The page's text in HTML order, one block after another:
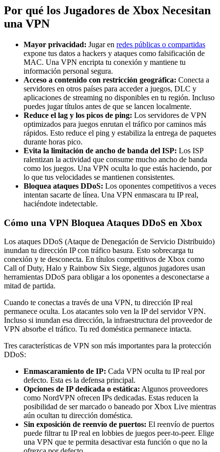
Por qué los Jugadores de Xbox Necesitan
una VPN
Mayor privacidad: Jugar en redes públicas o compartidas
expone tus datos a hackers y ataques como falsificación de
MAC. Una VPN encripta tu conexión y mantiene tu
información personal segura.
Acceso a contenido con restricción geográfica: Conecta a
servidores en otros países para acceder a juegos, DLC y
aplicaciones de streaming no disponibles en tu región. Incluso
puedes jugar títulos antes de que se lancen localmente.
Reduce el lag y los picos de ping: Los servidores de VPN
optimizados para juegos enrutan el tráfico por caminos más
rápidos. Esto reduce el ping y estabiliza la entrega de paquetes
durante horas pico.
Evita la limitación de ancho de banda del ISP: Los ISP
ralentizan la actividad que consume mucho ancho de banda
como los juegos. Una VPN oculta lo que estás haciendo, por
lo que tus velocidades se mantienen consistentes.
Bloquea ataques DDoS: Los oponentes competitivos a veces
intentan sacarte de línea. Una VPN enmascara tu IP real,
haciéndote indetectable.
Cómo una VPN Bloquea Ataques DDoS en Xbox
Los ataques DDoS (Ataque de Denegación de Servicio Distribuido)
inundan tu dirección IP con tráfico basura. Esto sobrecarga tu
conexión y te desconecta. En títulos competitivos de Xbox como
Call of Duty, Halo y Rainbow Six Siege, algunos jugadores usan
herramientas DDoS para obligar a los oponentes a desconectarse a
mitad de partida.
Cuando te conectas a través de una VPN, tu dirección IP real
permanece oculta. Los atacantes solo ven la IP del servidor VPN.
Incluso si inundan esa dirección, la infraestructura del proveedor de
VPN absorbe el tráfico. Tu red doméstica permanece intacta.
Tres características de VPN son más importantes para la protección
DDoS:
Enmascaramiento de IP: Cada VPN oculta tu IP real por
defecto. Esta es la defensa principal.
Opciones de IP dedicada o estática: Algunos proveedores
como NordVPN ofrecen IPs dedicadas. Estas reducen la
posibilidad de ser marcado o baneado por Xbox Live mientras
aún ocultan tu dirección doméstica.
Sin exposición de reenvío de puertos: El reenvío de puertos
puede filtrar tu IP real en lobbies de juegos peer-to-peer. Elige
una VPN que te permita desactivar esta función o que no la